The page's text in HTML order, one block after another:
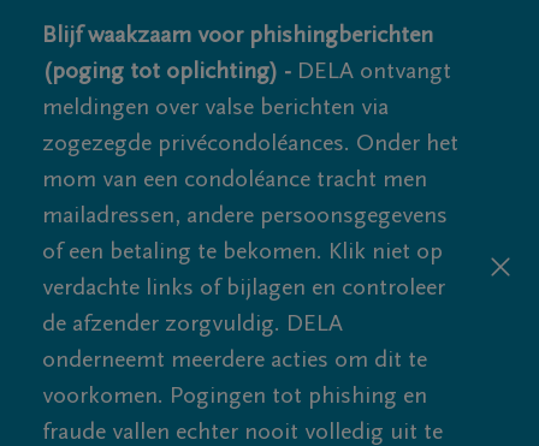
Blijf waakzaam voor phishingberichten
(poging tot oplichting) - DELA ontvangt
meldingen over valse berichten via
zogezegde privécondoléances. Onder het
mom van een condoléance tracht men
mailadressen, andere persoonsgegevens
of een betaling te bekomen. Klik niet op
verdachte links of bijlagen en controleer
de afzender zorgvuldig. DELA
onderneemt meerdere acties om dit te
voorkomen. Pogingen tot phishing en
fraude vallen echter nooit volledig uit te